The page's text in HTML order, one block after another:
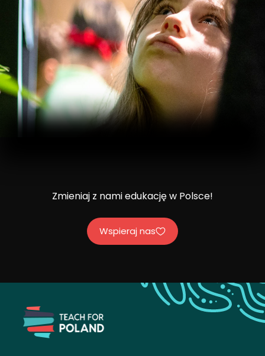
Zmieniaj z nami edukację w Polsce!
Wspieraj nas